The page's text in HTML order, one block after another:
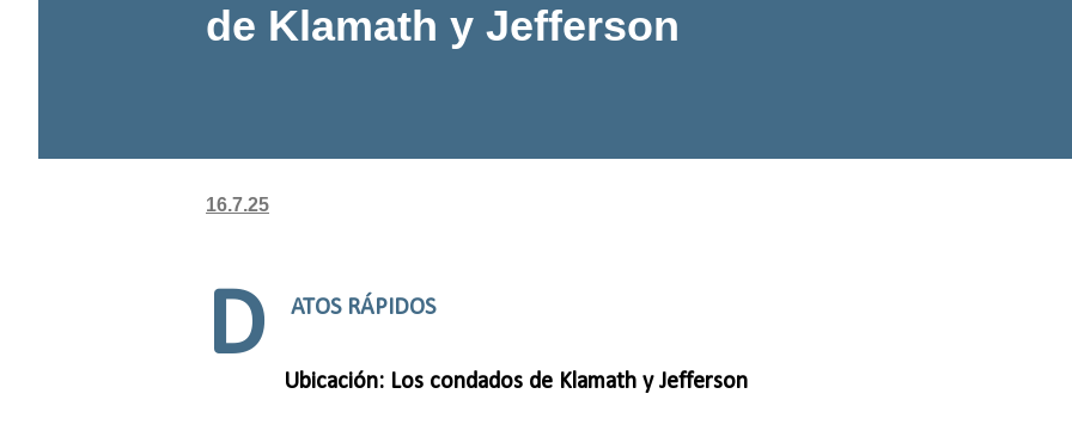
de Klamath y Jefferson
16.7.25
D ATOS RÁPIDOS
Ubicación: Los condados de Klamath y Jefferson